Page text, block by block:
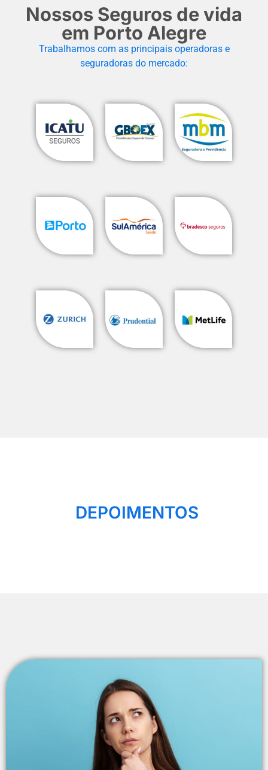
Nossos Seguros de vida
em Porto Alegre
Trabalhamos com as principais operadoras e
seguradoras do mercado:
DEPOIMENTOS